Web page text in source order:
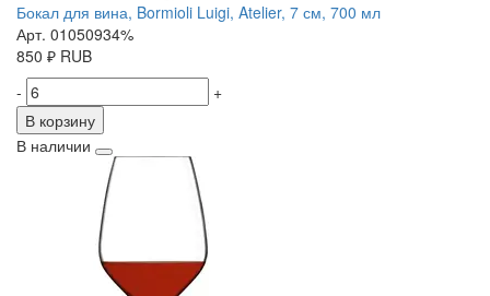
Бокал для вина, Bormioli Luigi, Atelier, 7 см, 700 мл
Арт. 01050934%
850 ₽ RUB
-
+
В корзину
В наличии